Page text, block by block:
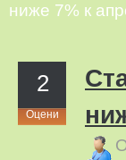
ниже 7% к
2
Оцени